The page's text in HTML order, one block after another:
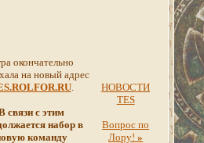
окончательно
на новый адрес
.
связи с этим
набор в
команду
НОВОСТИ
TES
Вопрос по
Лору!»